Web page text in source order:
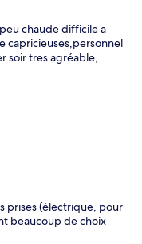
chaude difficile a
capricieuses,personnel
soir tres agréable,
prises (électrique, pour
beaucoup de choix